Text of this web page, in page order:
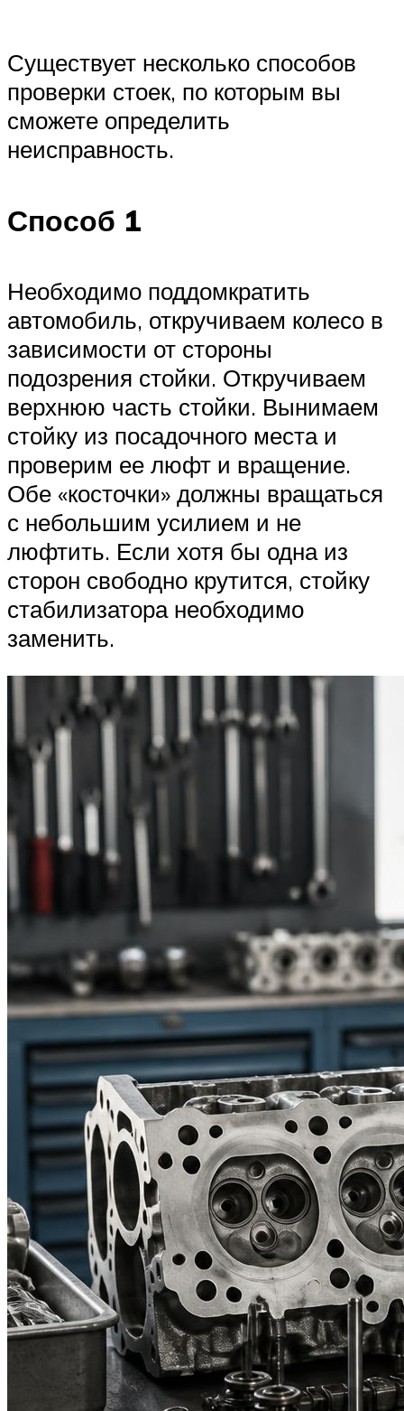
Существует несколько способов
проверки стоек, по которым вы
сможете определить
неисправность.
Способ 1
Необходимо поддомкратить
автомобиль, откручиваем колесо в
зависимости от стороны
подозрения стойки. Откручиваем
верхнюю часть стойки. Вынимаем
стойку из посадочного места и
проверим ее люфт и вращение.
Обе «косточки» должны вращаться
с небольшим усилием и не
люфтить. Если хотя бы одна из
сторон свободно крутится, стойку
стабилизатора необходимо
заменить.